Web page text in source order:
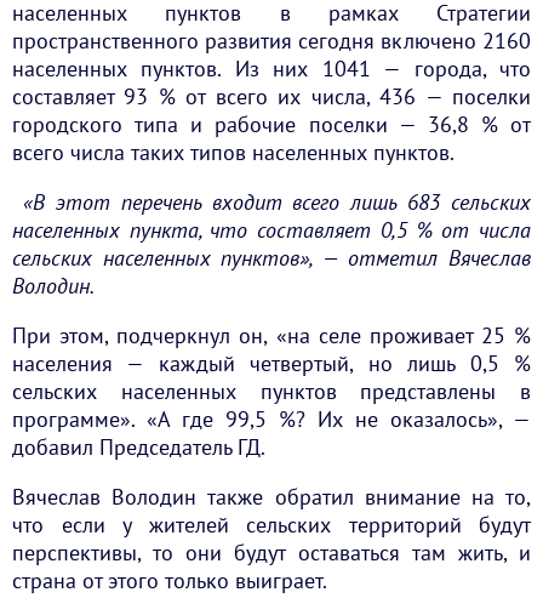
населенных пунктов в рамках Стратегии
пространственного развития сегодня включено 2160
населенных пунктов. Из них 1041 — города, что
составляет 93 % от всего их числа, 436 — поселки
городского типа и рабочие поселки — 36,8 % от
всего числа таких типов населенных пунктов.
«В этот перечень входит всего лишь 683 сельских
населенных пункта, что составляет 0,5 % от числа
сельских населенных пунктов», — отметил Вячеслав
Володин.
При этом, подчеркнул он, «на селе проживает 25 %
населения — каждый четвертый, но лишь 0,5 %
сельских населенных пунктов представлены в
программе». «А где 99,5 %? Их не оказалось», —
добавил Председатель ГД.
Вячеслав Володин также обратил внимание на то,
что если у жителей сельских территорий будут
перспективы, то они будут оставаться там жить, и
страна от этого только выиграет.